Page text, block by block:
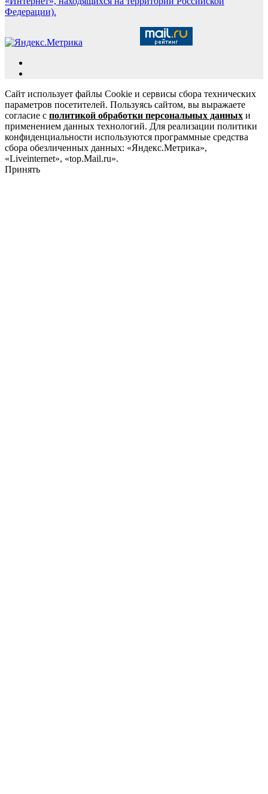
Федерации).
Сайт использует файлы Cookie и сервисы сбора технических
параметров посетителей. Пользуясь сайтом, вы выражаете
согласие с политикой обработки персональных данных и
применением данных технологий. Для реализации политики
конфиденциальности используются программные средства
сбора обезличенных данных: «Яндекс.Метрика»,
«Liveinternet», «top.Mail.ru».
Принять